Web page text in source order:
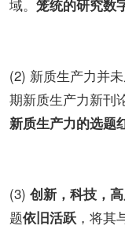
域。 笼统的研究数
(2) 新质生产力并
期新质生产力新刊
新质生产力的选题
(3) 创新，科技，
题依旧活跃 ，将其